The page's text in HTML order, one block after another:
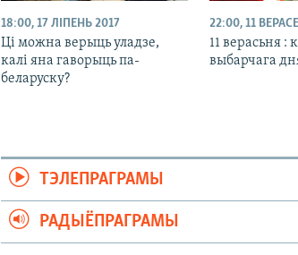
18:00, 17 ЛІПЕНЬ 2017
Ці можна верыць уладзе,
калі яна гаворыць па-
беларуску?
22:00, 11
11 верасьня :
выбарчага
ТЭЛЕПРАГРАМЫ
РАДЫЁПРАГРАМЫ